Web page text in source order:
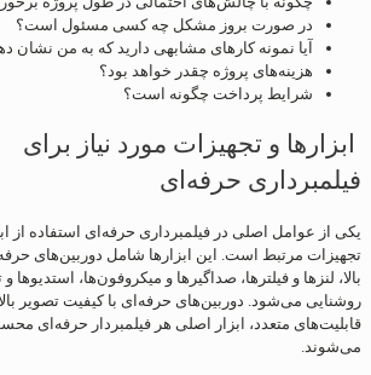
در صورت بروز مشکل چه کسی مسئول است؟
آیا نمونه کارهای مشابهی دارید که به من نشان
هزینه‌های پروژه چقدر خواهد بود؟
شرایط پرداخت چگونه است؟
ابزارها و تجهیزات مورد نیاز برای
فیلمبرداری حرفه‌ای
یکی از عوامل اصلی در فیلمبرداری حرفه‌ای استفاده از
تجهیزات مرتبط است. این ابزارها شامل دوربین‌های
بالا، لنزها و فیلترها، صداگیرها و میکروفون‌ها، استدیوها
روشنایی می‌شود. دوربین‌های حرفه‌ای با کیفیت تصویر
قابلیت‌های متعدد، ابزار اصلی هر فیلمبردار حرفه‌ای
می‌شوند.